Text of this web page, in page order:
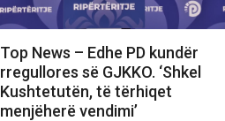
Top News – Edhe PD kundër
rregullores së GJKKO. ‘Shkel
Kushtetutën, të tërhiqet
menjëherë vendimi’